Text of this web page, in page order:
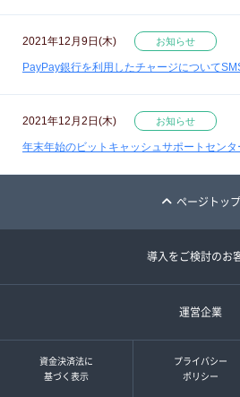
2021年12月9日(木) お知らせ
PayPay銀行を利用したチャージについて
2021年12月2日(木) お知らせ
年末年始のビットキャッシュサポートセン
ページトップ
導入をご検討のお
運営企業
資金決済法に
基づく表示
プライバシー
ポリシー